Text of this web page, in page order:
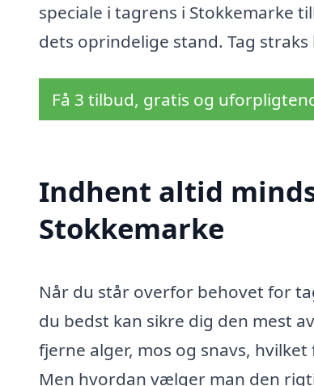
speciale i tagrens i Stokkemarke
dets oprindelige stand. Tag
Få 3 tilbud, gratis og
Indhent altid
Stokkemarke
Når du står overfor behovet for
du bedst kan sikre dig den mest
fjerne alger, mos og snavs,
Men hvordan vælger man den